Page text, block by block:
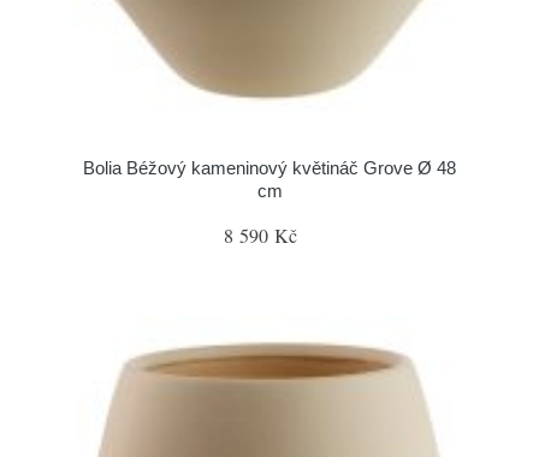
Bolia Béžový kameninový květináč Grove Ø 48
cm
8 590 Kč